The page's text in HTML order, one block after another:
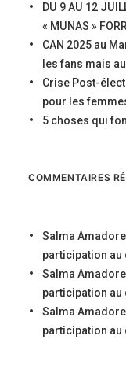
DU 9 AU 12
« MUNAS »
CAN 2025 au
les fans mais
Crise Post-
pour les
5 choses qui
COMMENTAIRES
Salma Amadore
participation au
Salma Amadore
participation au
Salma Amadore
participation au